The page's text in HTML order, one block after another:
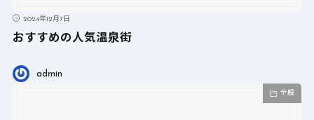
2024年12月7日
おすすめの人気温泉街
admin
全般